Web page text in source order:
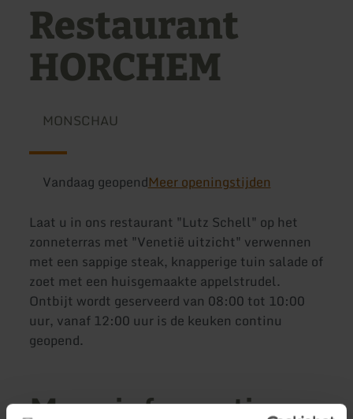
Restaurant
HORCHEM
MONSCHAU
Vandaag geopendMeer openingstijden
Laat u in ons restaurant "Lutz Schell" op het
zonneterras met "Venetië uitzicht" verwennen
met een sappige steak, knapperige tuin salade of
zoet met een huisgemaakte appelstrudel.
Ontbijt wordt geserveerd van 08:00 tot 10:00
uur, vanaf 12:00 uur is de keuken continu
geopend.